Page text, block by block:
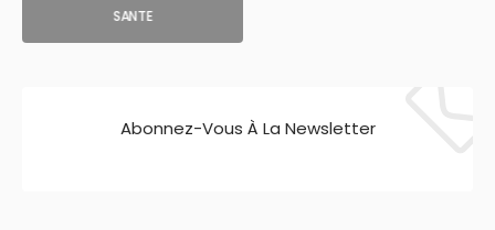
SANTE
Abonnez-Vous À La Newsletter